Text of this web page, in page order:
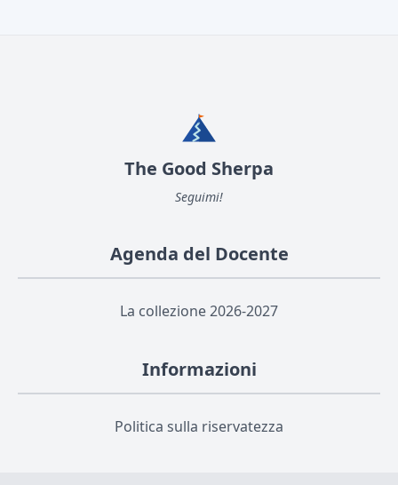
The Good Sherpa
Seguimi!
Agenda del Docente
La collezione 2026-2027
Informazioni
Politica sulla riservatezza